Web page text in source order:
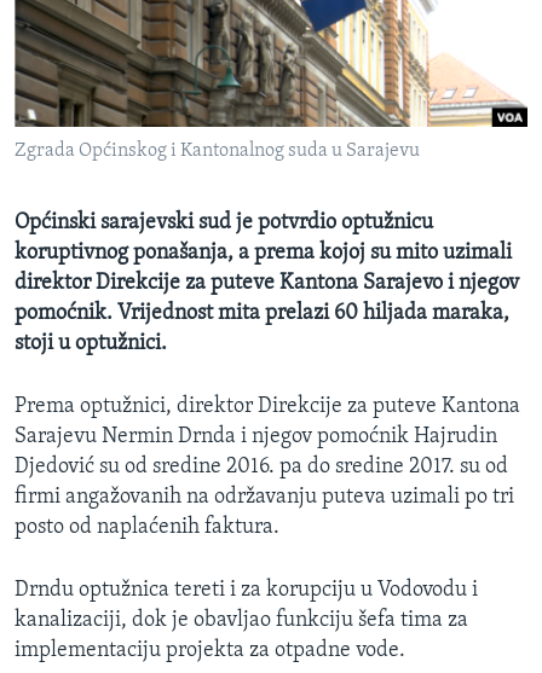
MAGAZIN
O GLASU AMERIKE
Learning English
Jezici
Zgrada Općinskog i Kantonalnog suda u Sarajevu
Općinski sarajevski sud je potvrdio optužnicu
koruptivnog ponašanja, a prema kojoj su mito uzimali
direktor Direkcije za puteve Kantona Sarajevo i njegov
pomoćnik. Vrijednost mita prelazi 60 hiljada maraka,
stoji u optužnici.
Prema optužnici, direktor Direkcije za puteve Kantona
Sarajevu Nermin Drnda i njegov pomoćnik Hajrudin
Djedović su od sredine 2016. pa do sredine 2017. su od
firmi angažovanih na održavanju puteva uzimali po tri
posto od naplaćenih faktura.
Drndu optužnica tereti i za korupciju u Vodovodu i
kanalizaciji, dok je obavljao funkciju šefa tima za
implementaciju projekta za otpadne vode.